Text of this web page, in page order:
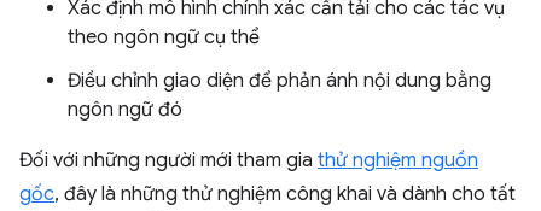
Xác định mô hình chính xác cần tải cho các tác vụ
theo ngôn ngữ cụ thể
Điều chỉnh giao diện để phản ánh nội dung bằng
ngôn ngữ đó
Đối với những người mới tham gia thử nghiệm nguồn
gốc, đây là những thử nghiệm công khai và dành cho tất